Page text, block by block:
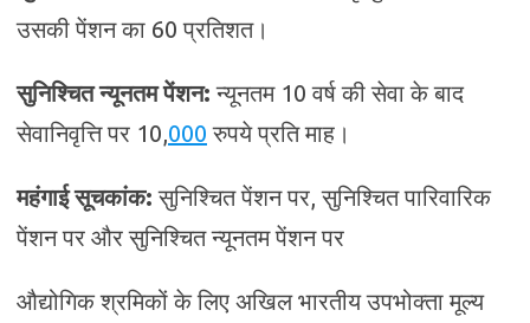
उसकी पेंशन का 60 प्रतिशत।
सुनिश्चित न्यूनतम पेंशन: न्यूनतम 10 वर्ष की सेवा के बाद
सेवानिवृत्ति पर 10, 000 रुपये प्रति माह।
महंगाई सूचकांक: सुनिश्चित पेंशन पर, सुनिश्चित पारिवारिक
पेंशन पर और सुनिश्चित न्यूनतम पेंशन पर
औद्योगिक श्रमिकों के लिए अखिल भारतीय उपभोक्ता मूल्य